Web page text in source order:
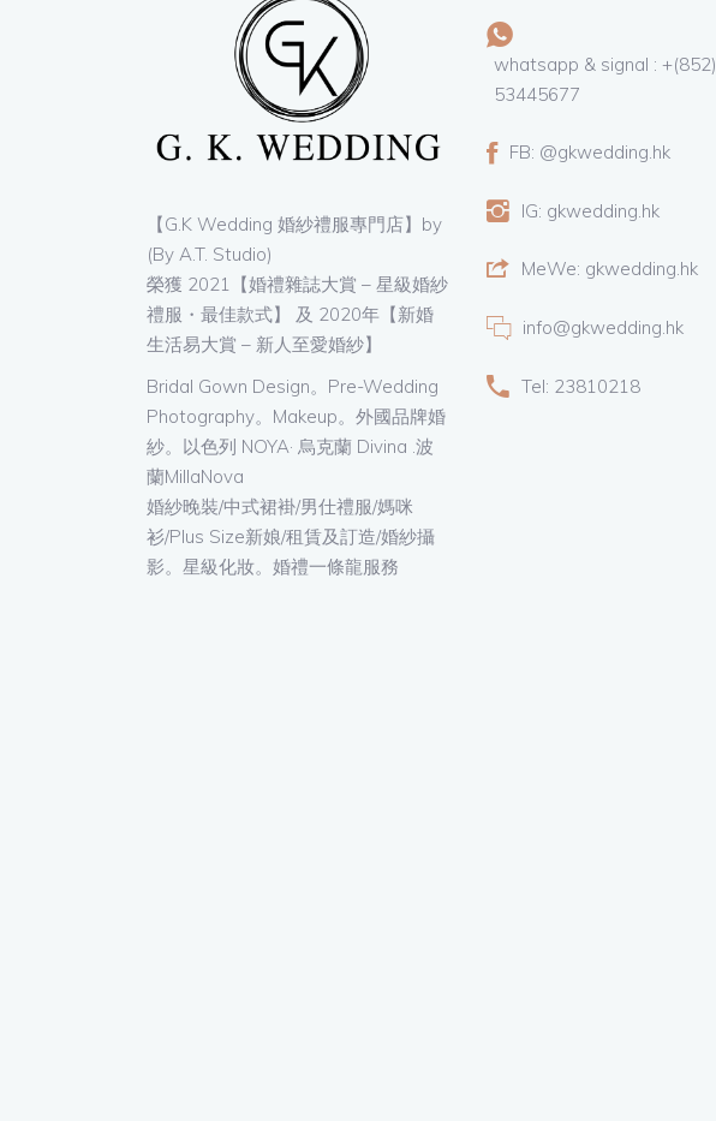
【G.K Wedding 婚紗禮服專門店】by
(By A.T. Studio)
榮獲 2021【婚禮雜誌大賞 – 星級婚紗
禮服・最佳款式】 及 2020年【新婚
生活易大賞 – 新人至愛婚紗】
Bridal Gown Design。Pre-Wedding
Photography。Makeup。外國品牌婚
紗。以色列 NOYA· 烏克蘭 Divina .波
蘭MillaNova
婚紗晚裝/中式裙褂/男仕禮服/媽咪
衫/Plus Size新娘/租賃及訂造/婚紗攝
影。星級化妝。婚禮一條龍服務
whatsapp & signal : +(852)
53445677
FB: @gkwedding.hk
IG: gkwedding.hk
MeWe: gkwedding.hk
info@gkwedding.hk
Tel: 23810218